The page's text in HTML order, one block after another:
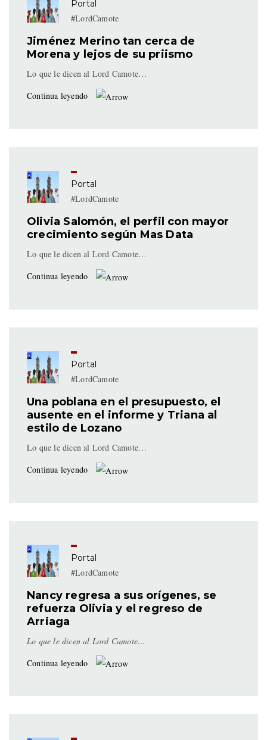
Portal
#LordCamote
Jiménez Merino tan cerca de
Morena y lejos de su priismo
Lo que le dicen al Lord Camote…
Continua leyendo
Portal
#LordCamote
Olivia Salomón, el perfil con mayor
crecimiento según Mas Data
Lo que le dicen al Lord Camote…
Continua leyendo
Portal
#LordCamote
Una poblana en el presupuesto, el
ausente en el informe y Triana al
estilo de Lozano
Lo que le dicen al Lord Camote…
Continua leyendo
Portal
#LordCamote
Nancy regresa a sus orígenes, se
refuerza Olivia y el regreso de
Arriaga
Lo que le dicen al Lord Camote…
Continua leyendo